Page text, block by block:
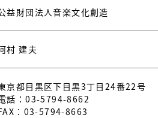
益財団法人音楽文化創造
村 建夫
京都目黒区下目黒3丁目24番22号
話：03-5794-8662
：03-5794-8663